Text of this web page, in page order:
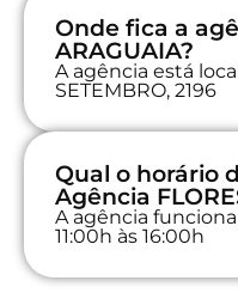
Onde fica a
ARAGUAIA?
A agência está
SETEMBRO, 2196
Qual o horário
Agência
A agência
11:00h às 16:00h